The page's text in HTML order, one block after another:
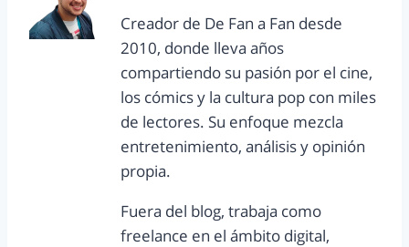
Creador de De Fan a Fan desde
2010, donde lleva años
compartiendo su pasión por el cine,
los cómics y la cultura pop con miles
de lectores. Su enfoque mezcla
entretenimiento, análisis y opinión
propia.
Fuera del blog, trabaja como
freelance en el ámbito digital,